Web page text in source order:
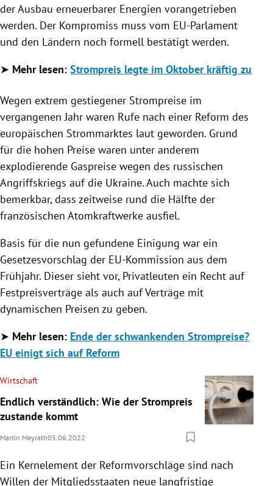
der Ausbau erneuerbarer Energien vorangetrieben
werden. Der Kompromiss muss vom EU-Parlament
und den Ländern noch formell bestätigt werden.
➤ Mehr lesen: Strompreis legte im Oktober kräftig zu
Wegen extrem gestiegener Strompreise im
vergangenen Jahr waren Rufe nach einer Reform des
europäischen Strommarktes laut geworden. Grund
für die hohen Preise waren unter anderem
explodierende Gaspreise wegen des russischen
Angriffskriegs auf die Ukraine. Auch machte sich
bemerkbar, dass zeitweise rund die Hälfte der
französischen Atomkraftwerke ausfiel.
Basis für die nun gefundene Einigung war ein
Gesetzesvorschlag der EU-Kommission aus dem
Frühjahr. Dieser sieht vor, Privatleuten ein Recht auf
Festpreisverträge als auch auf Verträge mit
dynamischen Preisen zu geben.
➤ Mehr lesen: Ende der schwankenden Strompreise?
EU einigt sich auf Reform
Wirtschaft
Endlich verständlich: Wie der Strompreis
zustande kommt
Martin Meyrath05.06.2022
Ein Kernelement der Reformvorschläge sind nach
Willen der Mitgliedsstaaten neue langfristige